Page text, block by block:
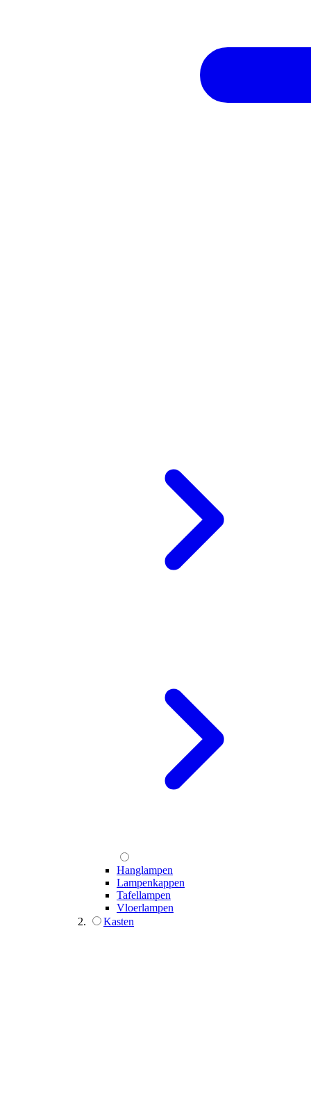
Hanglampen
Lampenkappen
Tafellampen
Vloerlampen
Kasten